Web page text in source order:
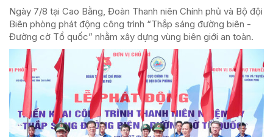
Ngày 7/8 tại Cao Bằng, Đoàn Thanh niên Chính phủ và Bộ đội
Biên phòng phát động công trình “Thắp sáng đường biên -
Đường cờ Tổ quốc” nhằm xây dựng vùng biên giới an toàn.